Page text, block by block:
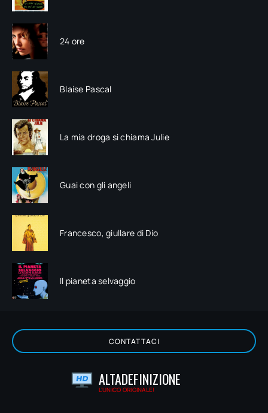
24 ore
Blaise Pascal
La mia droga si chiama Julie
Guai con gli angeli
Francesco, giullare di Dio
Il pianeta selvaggio
CONTATTACI
ALTADEFINIZIONE
L'UNICO ORIGINALE!